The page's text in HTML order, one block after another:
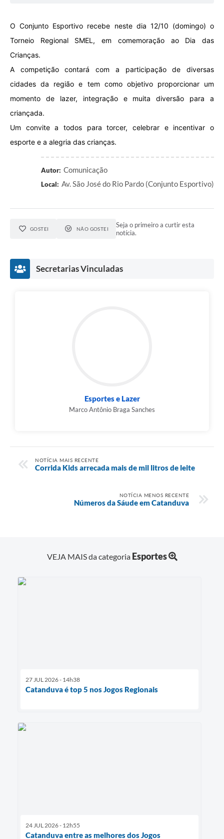
A Prefeitura
Jornal
Agenda
Diário Oficial
Contato
O Conjunto Esportivo recebe neste dia 12/10 (domingo) o
Torneio Regional SMEL, em comemoração ao Dia das
Crianças.
A competição contará com a participação de diversas
cidades da região e tem como objetivo proporcionar um
momento de lazer, integração e muita diversão para a
criançada.
Um convite a todos para torcer, celebrar e incentivar o
esporte e a alegria das crianças.
Autor: Comunicação
Local: Av. São José do Rio Pardo (Conjunto Esportivo)
GOSTEI NÃO GOSTEI
Seja o primeiro a curtir esta
notícia.
Secretarias Vinculadas
Esportes e Lazer
Marco Antônio Braga Sanches
NOTÍCIA MAIS RECENTE
Corrida Kids arrecada mais de mil litros de leite
NOTÍCIA MENOS RECENTE
Números da Sáude em Catanduva
VEJA MAIS da categoria Esportes
27 JUL 2026 - 14h38
Catanduva é top 5 nos Jogos Regionais
24 JUL 2026 - 12h55
Catanduva entre as melhores dos Jogos